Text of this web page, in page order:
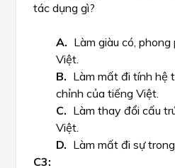
tác dụng gì?
Làm giàu có,
Việt.
Làm mất đi tính hệ
chỉnh của tiếng Việt.
Làm thay đổi cấu
Việt.
Làm mất đi sự